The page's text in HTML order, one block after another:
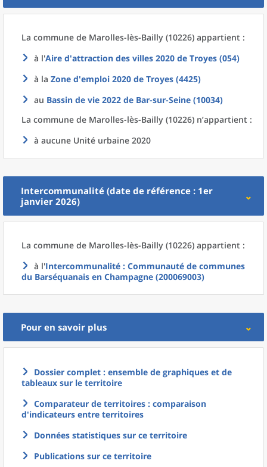
La commune de Marolles-lès-Bailly (10226) appartient :
à l'Aire d'attraction des villes 2020 de Troyes (054)
à la Zone d'emploi 2020 de Troyes (4425)
au Bassin de vie 2022 de Bar-sur-Seine (10034)
La commune de Marolles-lès-Bailly (10226) n’appartient :
à aucune Unité urbaine 2020
Intercommunalité (date de référence : 1er
janvier 2026)
La commune de Marolles-lès-Bailly (10226) appartient :
à l'Intercommunalité : Communauté de communes
du Barséquanais en Champagne (200069003)
Pour en savoir plus
Dossier complet : ensemble de graphiques et de
tableaux sur le territoire
Comparateur de territoires : comparaison
d'indicateurs entre territoires
Données statistiques sur ce territoire
Publications sur ce territoire